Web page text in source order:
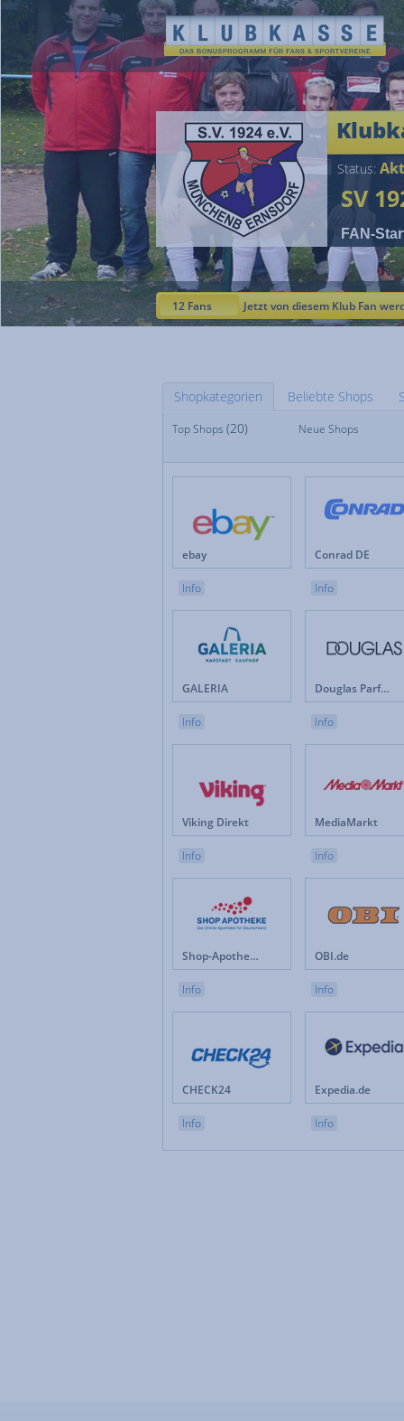
Status:
SV
FAN-
12 Fans Jetzt von diesem Klub Fan
Shopkategorien Beliebte Shops
Top Shops
Apotheken
Baby & Kinder
Blumen
Brillen & Kontaktlinsen
Bücher & Zeitschriften
Büro & Betrieb
Elektronik & Haushaltgeräte
Energieversorger
Versicherungen & Finanzen
Weihnachten
Top Shops (20) Neue Shops
ebay
Info
Conrad DE
Info
GALERIA
Info
Douglas Parfümerie DE
Info
Viking Direkt
Info
MediaMarkt
Info
Shop-Apotheke.com
Info
OBI.de
Info
CHECK24
Info
Expedia.de
Info